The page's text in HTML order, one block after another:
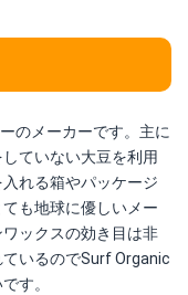
のメーカーです。主に
ていない大豆を利用
れる箱やパッケージ
も地球に優しいメー
ックスの効き目は非
いるのでSurf Organic
す。